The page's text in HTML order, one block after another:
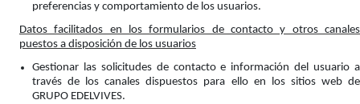
preferencias y comportamiento de los usuarios.
Datos facilitados en los formularios de contacto y otros canales
puestos a disposición de los usuarios
Gestionar las solicitudes de contacto e información del usuario a
través de los canales dispuestos para ello en los sitios web de
GRUPO EDELVIVES.